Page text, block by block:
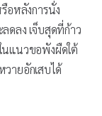
อหลังการนั่ง
ดลง เจ็บสุดที่ก้าว
นแนวขอพังผืดใต้
ายอักเสบได้